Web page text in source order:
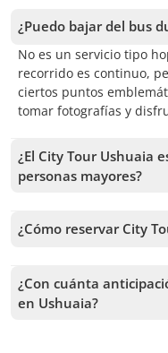
¿Puedo bajar del bus
No es un servicio tipo
recorrido es continuo,
ciertos puntos
tomar fotografías y
¿El City Tour Ushuaia
personas mayores?
trata de una actividad
ni esfuerzo físico.
¿Cómo reservar City
seguir los pasos en el
más tours antes de
¿Con cuánta
en Ushuaia?